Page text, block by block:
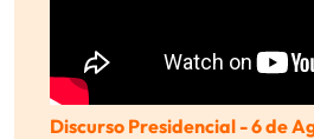
Discurso Presidencial - 6 de